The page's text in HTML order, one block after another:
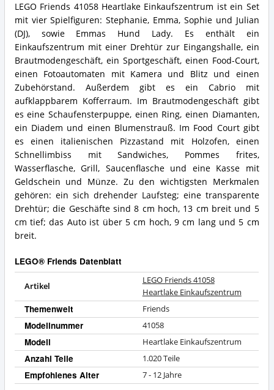
LEGO
Friends
41058
Heartlake
Einkaufszentrum
Zusammenfassung:
Was
bietet
LEGO®
Friends?
LEGO Friends 41058 Heartlake Einkaufszentrum ist ein Set
mit vier Spielfiguren: Stephanie, Emma, Sophie und Julian
(DJ), sowie Emmas Hund Lady. Es enthält ein
Einkaufszentrum mit einer Drehtür zur Eingangshalle, ein
Brautmodengeschäft, ein Sportgeschäft, einen Food-Court,
einen Fotoautomaten mit Kamera und Blitz und einen
Zubehörstand. Außerdem gibt es ein Cabrio mit
aufklappbarem Kofferraum. Im Brautmodengeschäft gibt
es eine Schaufensterpuppe, einen Ring, einen Diamanten,
ein Diadem und einen Blumenstrauß. Im Food Court gibt
es einen italienischen Pizzastand mit Holzofen, einen
Schnellimbiss mit Sandwiches, Pommes frites,
Wasserflasche, Grill, Saucenflasche und eine Kasse mit
Geldschein und Münze. Zu den wichtigsten Merkmalen
gehören: ein sich drehender Laufsteg; eine transparente
Drehtür; die Geschäfte sind 8 cm hoch, 13 cm breit und 5
cm tief; das Auto ist über 5 cm hoch, 9 cm lang und 5 cm
breit.
LEGO® Friends Datenblatt
Artikel
LEGO Friends 41058
Heartlake Einkaufszentrum
Themenwelt Friends
Modellnummer 41058
Modell Heartlake Einkaufszentrum
Anzahl Teile 1.020 Teile
Empfohlenes Alter 7 - 12 Jahre
Einkaufszentrum
Vorteile:
Was
spricht
für
LEGO®
Friends?